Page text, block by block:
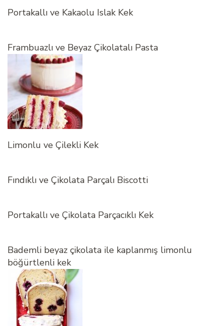
Portakallı ve Kakaolu Islak Kek
Frambuazlı ve Beyaz Çikolatalı Pasta
Limonlu ve Çilekli Kek
Fındıklı ve Çikolata Parçalı Biscotti
Portakallı ve Çikolata Parçacıklı Kek
Bademli beyaz çikolata ile kaplanmış limonlu
böğürtlenli kek